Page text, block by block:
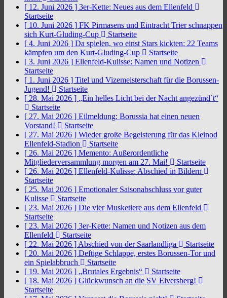
[ 12. Juni 2026 ] 3er-Kette: Neues aus dem Ellenfeld
Startseite
[ 10. Juni 2026 ] FK Pirmasens und Eintracht Trier schnappen
sich Kurt-Gluding-Cup
Startseite
[ 4. Juni 2026 ] Da spielen, wo einst Stars kickten: 22 Teams
kämpfen um den Kurt-Gluding-Cup
Startseite
[ 3. Juni 2026 ] Ellenfeld-Kulisse: Namen und Notizen
Startseite
[ 1. Juni 2026 ] Titel und Vizemeisterschaft für die Borussen-
Jugend!
Startseite
[ 28. Mai 2026 ] „Ein helles Licht bei der Nacht angezünd´t“
Startseite
[ 27. Mai 2026 ] Eilmeldung: Borussia hat einen neuen
Vorstand!
Startseite
[ 27. Mai 2026 ] Wieder große Begeisterung für das Kleinod
Ellenfeld-Stadion
Startseite
[ 26. Mai 2026 ] Memento: Außerordentliche
Mitgliederversammlung morgen am 27. Mai!
Startseite
[ 26. Mai 2026 ] Ellenfeld-Kulisse: Abschied in Bildern
Startseite
[ 25. Mai 2026 ] Emotionaler Saisonabschluss vor guter
Kulisse
Startseite
[ 23. Mai 2026 ] Die vier Musketiere aus dem Ellenfeld
Startseite
[ 23. Mai 2026 ] 3er-Kette: Namen und Notizen aus dem
Ellenfeld
Startseite
[ 22. Mai 2026 ] Abschied von der Saarlandliga
Startseite
[ 20. Mai 2026 ] Deftige Schlappe, erstes Borussen-Tor und
ein Spielabbruch
Startseite
[ 19. Mai 2026 ] „Brutales Ergebnis“
Startseite
[ 18. Mai 2026 ] Glückwunsch an die SV Elversberg!
Startseite